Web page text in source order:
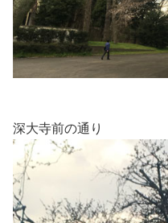
深大寺前の通り